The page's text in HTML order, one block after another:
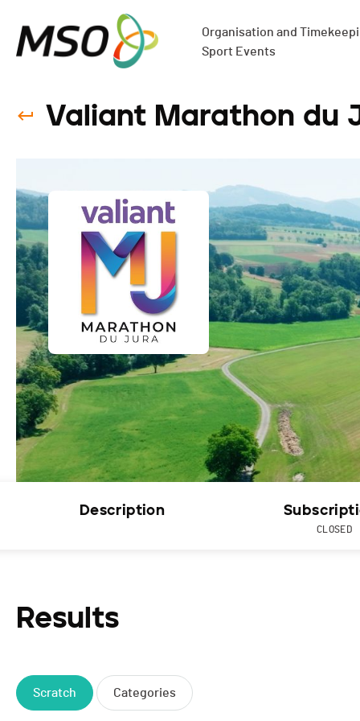
Organisation and
Sport Events
Valiant Marathon du
Description
CLOSED
Results
Scratch Categories